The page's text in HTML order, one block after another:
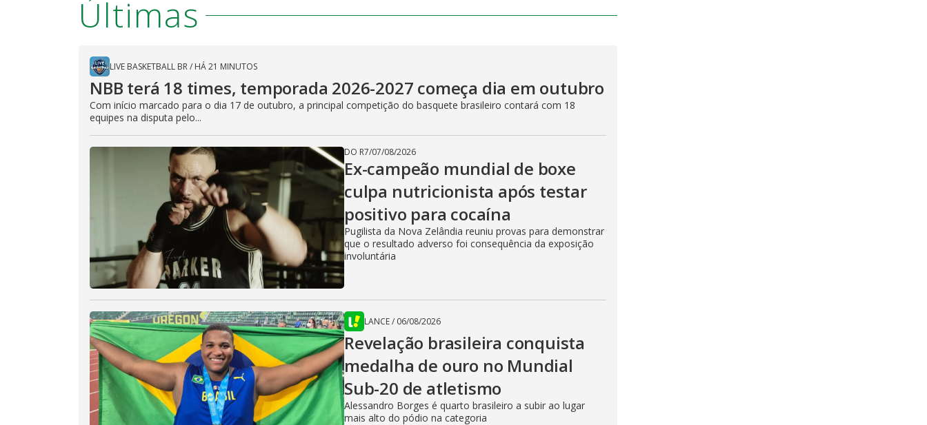
Últimas
LIVE BASKETBALL BR/ HÁ 21 MINUTOS
NBB terá 18 times, temporada 2026-2027 começa dia em outubro
Com início marcado para o dia 17 de outubro, a principal competição do basquete brasileiro contará com 18
equipes na disputa pelo...
DO R7/07/08/2026
Ex-campeão mundial de boxe
culpa nutricionista após testar
positivo para cocaína
Pugilista da Nova Zelândia reuniu provas para demonstrar
que o resultado adverso foi consequência da exposição
involuntária
LANCE/ 06/08/2026
Revelação brasileira conquista
medalha de ouro no Mundial
Sub-20 de atletismo
Alessandro Borges é quarto brasileiro a subir ao lugar
mais alto do pódio na categoria